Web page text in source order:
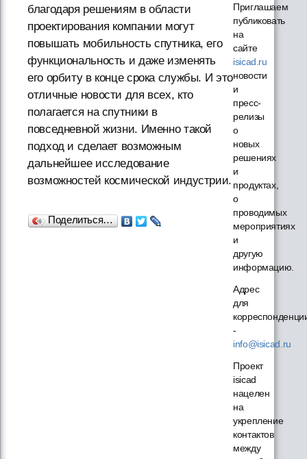
благодаря решениям в области
проектирования компании могут
повышать мобильность спутника, его
функциональность и даже изменять
его орбиту в конце срока службы. И это
отличные новости для всех, кто
полагается на спутники в
повседневной жизни. Именно такой
подход и сделает возможным
дальнейшее исследование
возможностей космической индустрии.
Поделиться…
Приглашаем
публиковать
на
сайте
isicad.ru
новости
и
пресс-
релизы
о
новых
решениях
и
продуктах,
о
проводимых
мероприятиях
и
другую
информацию.
Адрес
для
-
info@isicad.ru
Проект
isicad
нацелен
на
укрепление
контактов
между